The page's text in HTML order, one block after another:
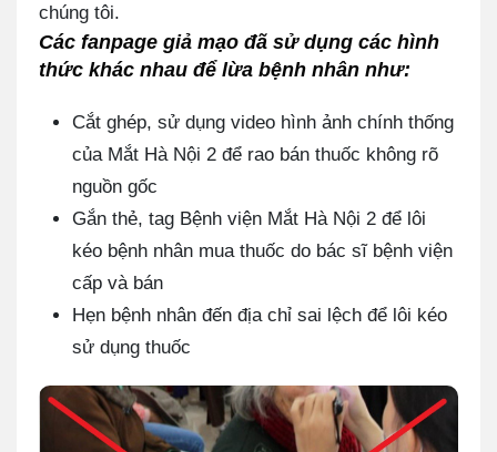
chúng tôi.
Các fanpage giả mạo đã sử dụng các hình
thức khác nhau để lừa bệnh nhân như:
Cắt ghép, sử dụng video hình ảnh chính thống
của Mắt Hà Nội 2 để rao bán thuốc không rõ
nguồn gốc
Gắn thẻ, tag Bệnh viện Mắt Hà Nội 2 để lôi
kéo bệnh nhân mua thuốc do bác sĩ bệnh viện
cấp và bán
Hẹn bệnh nhân đến địa chỉ sai lệch để lôi kéo
sử dụng thuốc